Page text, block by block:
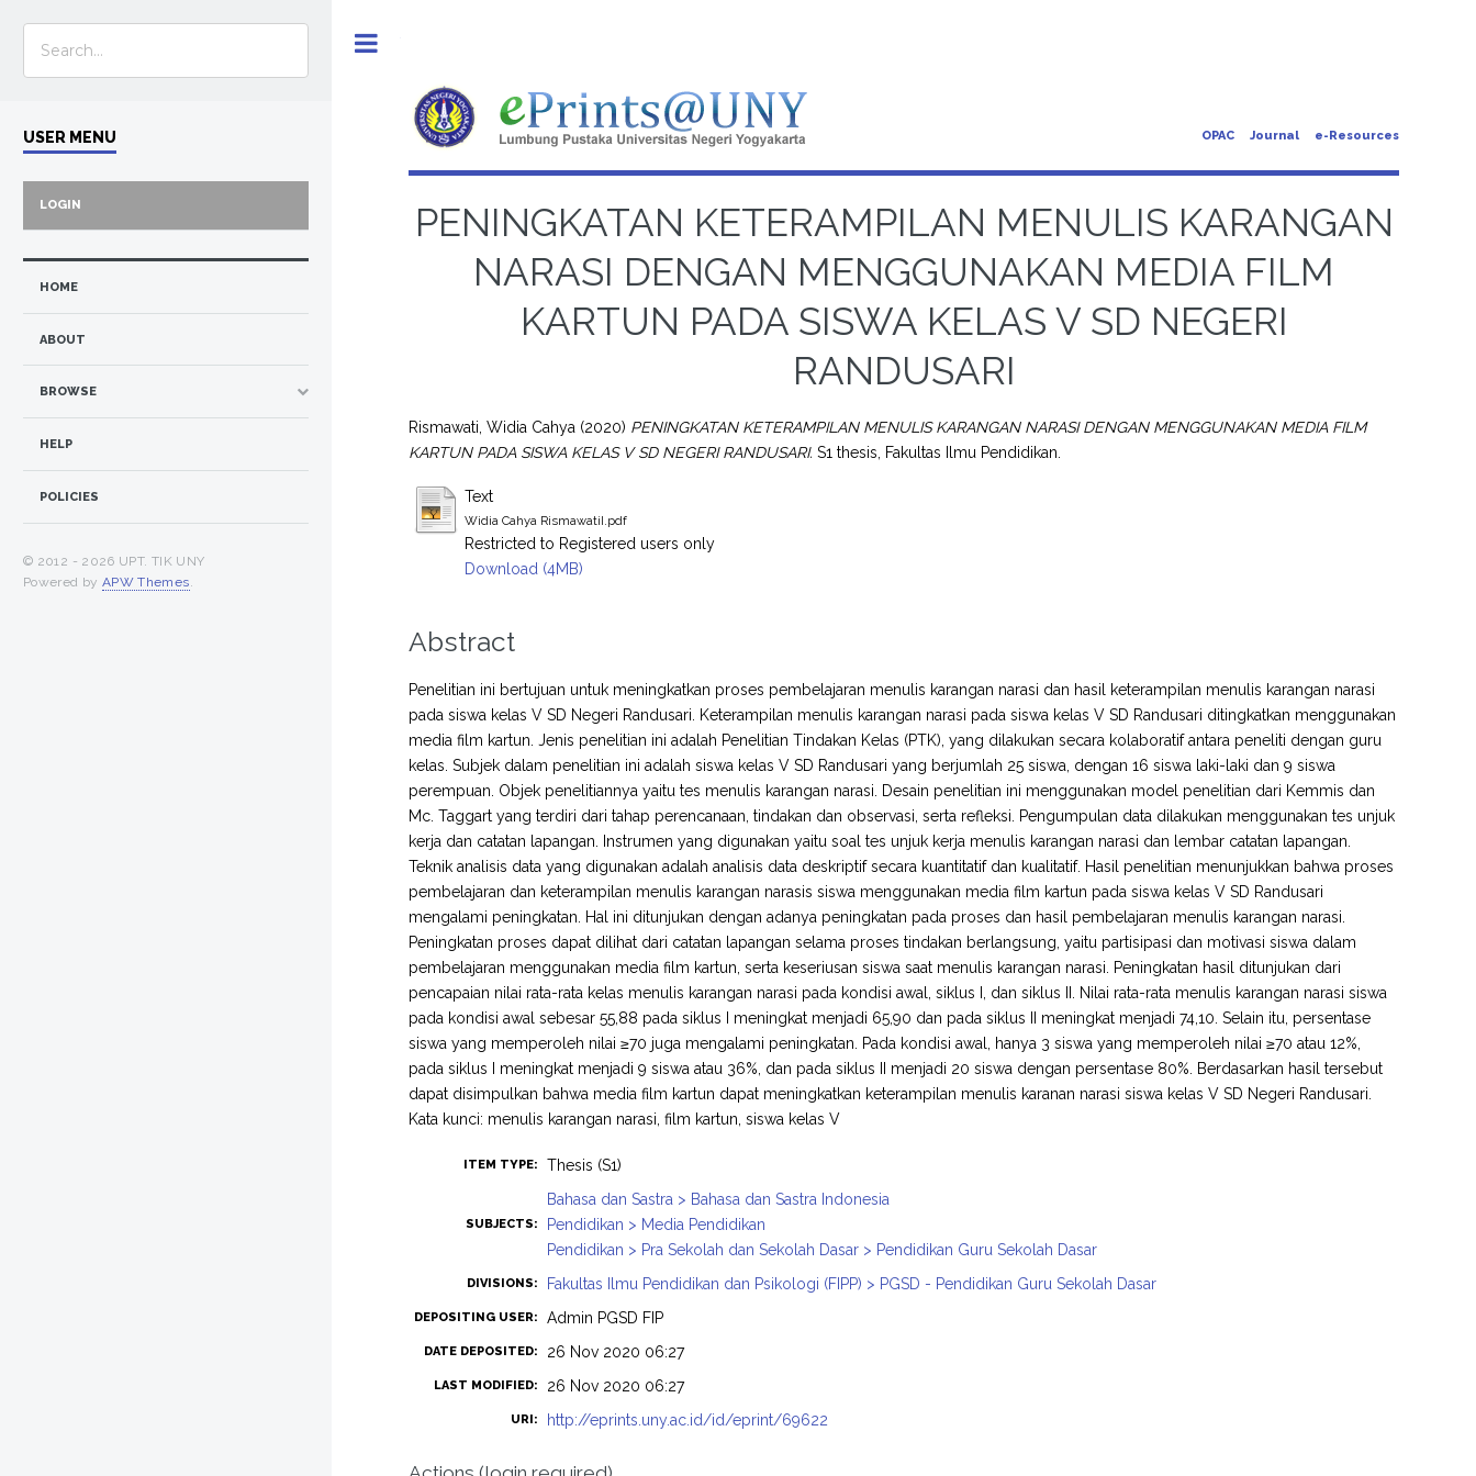
OPAC Journal e-Resources
PENINGKATAN KETERAMPILAN MENULIS KARANGAN
NARASI DENGAN MENGGUNAKAN MEDIA FILM
KARTUN PADA SISWA KELAS V SD NEGERI
RANDUSARI
Rismawati, Widia Cahya (2020) PENINGKATAN KETERAMPILAN MENULIS KARANGAN NARASI DENGAN MENGGUNAKAN MEDIA FILM
KARTUN PADA SISWA KELAS V SD NEGERI RANDUSARI. S1 thesis, Fakultas Ilmu Pendidikan.
Text
Widia Cahya RismawatiI.pdf
Restricted to Registered users only
Download (4MB)
Abstract
Penelitian ini bertujuan untuk meningkatkan proses pembelajaran menulis karangan narasi dan hasil keterampilan menulis karangan narasi
pada siswa kelas V SD Negeri Randusari. Keterampilan menulis karangan narasi pada siswa kelas V SD Randusari ditingkatkan menggunakan
media film kartun. Jenis penelitian ini adalah Penelitian Tindakan Kelas (PTK), yang dilakukan secara kolaboratif antara peneliti dengan guru
kelas. Subjek dalam penelitian ini adalah siswa kelas V SD Randusari yang berjumlah 25 siswa, dengan 16 siswa laki-laki dan 9 siswa
perempuan. Objek penelitiannya yaitu tes menulis karangan narasi. Desain penelitian ini menggunakan model penelitian dari Kemmis dan
Mc. Taggart yang terdiri dari tahap perencanaan, tindakan dan observasi, serta refleksi. Pengumpulan data dilakukan menggunakan tes unjuk
kerja dan catatan lapangan. Instrumen yang digunakan yaitu soal tes unjuk kerja menulis karangan narasi dan lembar catatan lapangan.
Teknik analisis data yang digunakan adalah analisis data deskriptif secara kuantitatif dan kualitatif. Hasil penelitian menunjukkan bahwa proses
pembelajaran dan keterampilan menulis karangan narasis siswa menggunakan media film kartun pada siswa kelas V SD Randusari
mengalami peningkatan. Hal ini ditunjukan dengan adanya peningkatan pada proses dan hasil pembelajaran menulis karangan narasi.
Peningkatan proses dapat dilihat dari catatan lapangan selama proses tindakan berlangsung, yaitu partisipasi dan motivasi siswa dalam
pembelajaran menggunakan media film kartun, serta keseriusan siswa saat menulis karangan narasi. Peningkatan hasil ditunjukan dari
pencapaian nilai rata-rata kelas menulis karangan narasi pada kondisi awal, siklus I, dan siklus II. Nilai rata-rata menulis karangan narasi siswa
pada kondisi awal sebesar 55,88 pada siklus I meningkat menjadi 65,90 dan pada siklus II meningkat menjadi 74,10. Selain itu, persentase
siswa yang memperoleh nilai ≥70 juga mengalami peningkatan. Pada kondisi awal, hanya 3 siswa yang memperoleh nilai ≥70 atau 12%,
pada siklus I meningkat menjadi 9 siswa atau 36%, dan pada siklus II menjadi 20 siswa dengan persentase 80%. Berdasarkan hasil tersebut
dapat disimpulkan bahwa media film kartun dapat meningkatkan keterampilan menulis karanan narasi siswa kelas V SD Negeri Randusari.
Kata kunci: menulis karangan narasi, film kartun, siswa kelas V
ITEM TYPE: Thesis (S1)
SUBJECTS:
Bahasa dan Sastra > Bahasa dan Sastra Indonesia
Pendidikan > Media Pendidikan
Pendidikan > Pra Sekolah dan Sekolah Dasar > Pendidikan Guru Sekolah Dasar
DIVISIONS: Fakultas Ilmu Pendidikan dan Psikologi (FIPP) > PGSD - Pendidikan Guru Sekolah Dasar
DEPOSITING USER: Admin PGSD FIP
DATE DEPOSITED: 26 Nov 2020 06:27
LAST MODIFIED: 26 Nov 2020 06:27
URI: http://eprints.uny.ac.id/id/eprint/69622
USER MENU
LOGIN
HOME
ABOUT
BROWSE
HELP
POLICIES
© 2012 - 2026 UPT. TIK UNY
Powered by APW Themes